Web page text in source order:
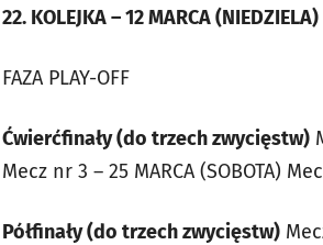
22. KOLEJKA – 12 MARCA (NIEDZIELA)
FAZA PLAY-OFF
Ćwierćfinały (do trzech zwycięstw)
Mecz nr 3 – 25 MARCA (SOBOTA)
Półfinały (do trzech zwycięstw)